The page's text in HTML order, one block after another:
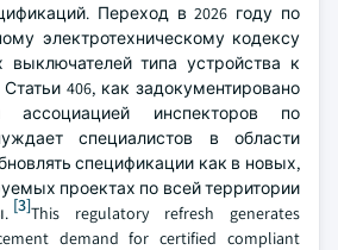
Переход в 2026 году по
электротехническому кодексу
типа устройства к
406, как задокументировано
ассоциацией инспекторов по
специалистов в области
спецификации как в новых,
проектах по всей территории
[3]This regulatory refresh generates
demand for certified compliant